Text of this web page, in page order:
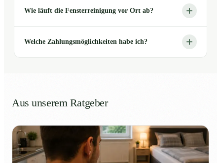
Wie läuft die Fensterreinigung vor Ort ab?
Welche Zahlungsmöglichkeiten habe ich?
Aus unserem Ratgeber